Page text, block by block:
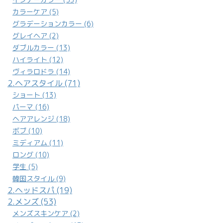
カラーケア (5)
グラデーションカラー (6)
グレイヘア (2)
ダブルカラー (13)
ハイライト (12)
ヴィラロドラ (14)
2.ヘアスタイル (71)
ショート (13)
パーマ (16)
ヘアアレンジ (18)
ボブ (10)
ミディアム (11)
ロング (10)
学生 (5)
韓国スタイル (9)
2.ヘッドスパ (19)
2.メンズ (53)
メンズスキンケア (2)